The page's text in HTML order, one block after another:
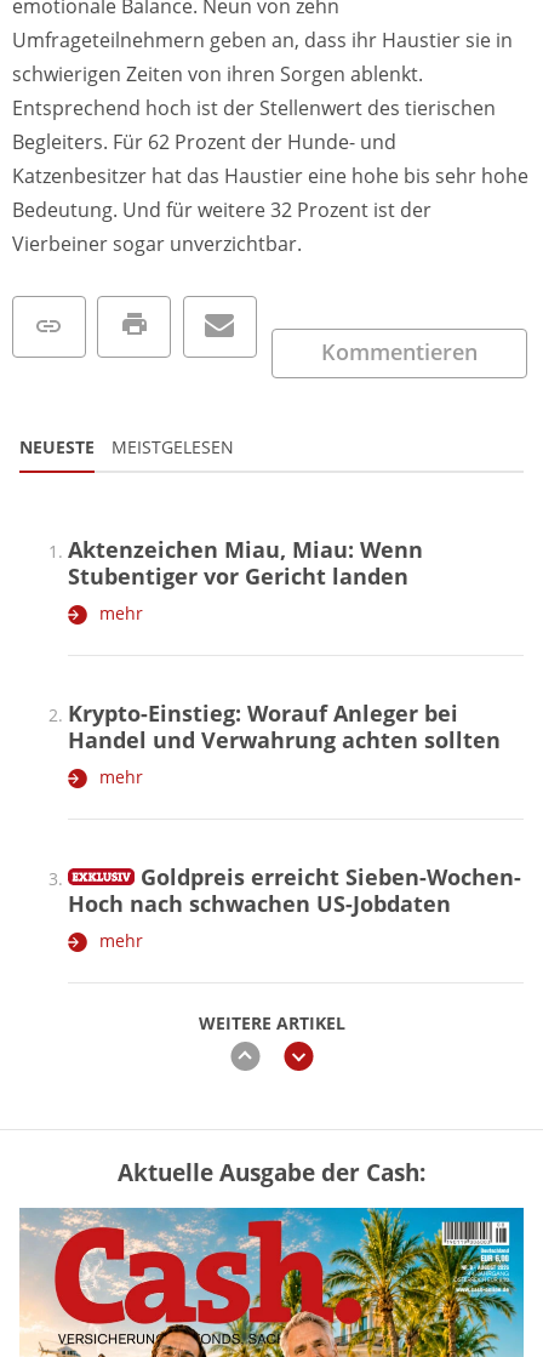
emotionale Balance. Neun von zehn
Umfrageteilnehmern geben an, dass ihr Haustier sie in
schwierigen Zeiten von ihren Sorgen ablenkt.
Entsprechend hoch ist der Stellenwert des tierischen
Begleiters. Für 62 Prozent der Hunde- und
Katzenbesitzer hat das Haustier eine hohe bis sehr hohe
Bedeutung. Und für weitere 32 Prozent ist der
Vierbeiner sogar unverzichtbar.
Kommentieren
NEUESTE MEISTGELESEN
WEITERE ARTIKEL
zurückweiter
Aktenzeichen Miau, Miau: Wenn
Stubentiger vor Gericht landen
mehr
Krypto-Einstieg: Worauf Anleger bei
Handel und Verwahrung achten sollten
mehr
Goldpreis erreicht Sieben-Wochen-
Hoch nach schwachen US-Jobdaten
mehr
Vermieter-Zutritt: Wann Mieter
die Wohnung öffnen müssen
mehr
Goldpreis erreicht Sieben-Wochen-
Aktuelle Ausgabe der Cash: